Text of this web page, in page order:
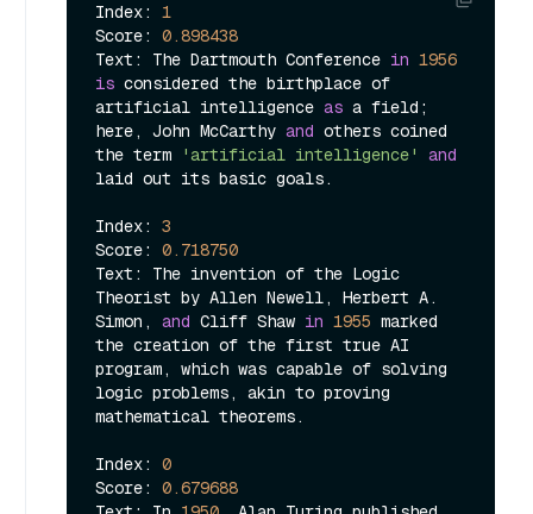
Index: 1
Score: 0.898438
Text: The Dartmouth Conference in 1956
is considered the birthplace of
artificial intelligence as a field;
here, John McCarthy and others coined
the term
'artificial intelligence'
and
laid out its basic goals.
Index: 3
Score: 0.718750
Text: The invention of the Logic
Theorist by Allen Newell, Herbert A.
Simon, and Cliff Shaw in 1955 marked
the creation of the first true AI
program, which was capable of solving
logic problems, akin to proving
mathematical theorems.
Index: 0
Score: 0.679688